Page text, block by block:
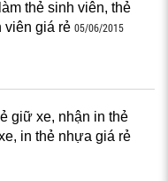
thẻ sinh viên, thẻ
viên giá rẻ 05/06/2015
giữ xe, nhận in thẻ
in thẻ nhựa giá rẻ